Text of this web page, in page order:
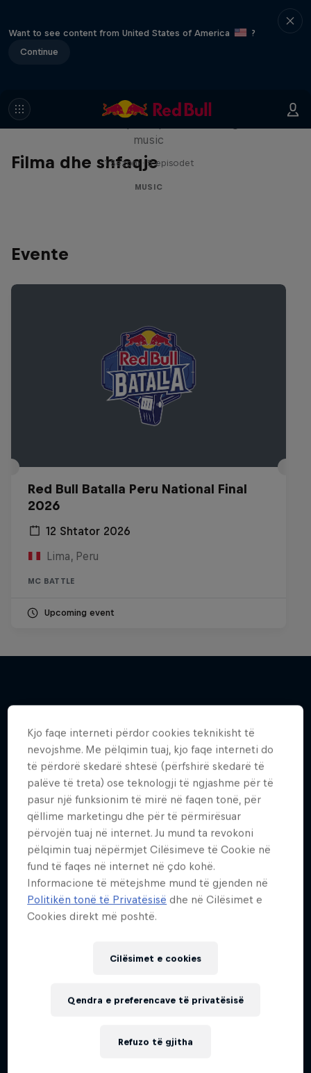
Want to see content from United States of America
?
Continue
Filma dhe shfaqje
Diggin' in the Carts
music
1 Sezoni · 5 episodet
MUSIC
Evente
Red Bull Batalla Peru National Final
2026
12 Shtator 2026
Lima, Peru
MC BATTLE
Upcoming event
Kjo faqe interneti përdor cookies teknikisht të
nevojshme. Me pëlqimin tuaj, kjo faqe interneti do
të përdorë skedarë shtesë (përfshirë skedarë të
palëve të treta) ose teknologji të ngjashme për të
pasur një funksionim të mirë në faqen tonë, për
qëllime marketingu dhe për të përmirësuar
përvojën tuaj në internet. Ju mund ta revokoni
pëlqimin tuaj nëpërmjet Cilësimeve të Cookie në
fund të faqes në internet në çdo kohë.
Informacione të mëtejshme mund të gjenden në
Politikën tonë të Privatësisë dhe në Cilësimet e
Cookies direkt më poshtë.
Cilësimet e cookies
Refuzo të gjitha
Qendra e preferencave të privatësisë